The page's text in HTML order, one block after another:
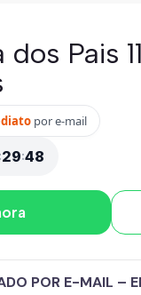
Pais
por e-mail
29:47
POR E-MAIL –